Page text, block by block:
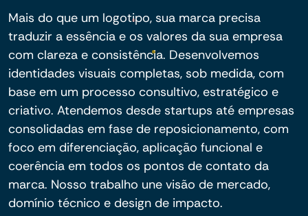
Mais do que um logotipo, sua marca precisa
traduzir a essência e os valores da sua empresa
com clareza e consistência. Desenvolvemos
identidades visuais completas, sob medida, com
base em um processo consultivo, estratégico e
criativo. Atendemos desde startups até empresas
consolidadas em fase de reposicionamento, com
foco em diferenciação, aplicação funcional e
coerência em todos os pontos de contato da
marca. Nosso trabalho une visão de mercado,
domínio técnico e design de impacto.